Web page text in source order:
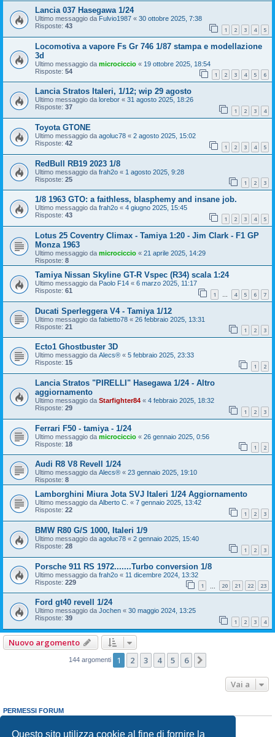
Questo sito utilizza cookie al fine di fornire la
Lancia 037 Hasegawa 1/24
Ultimo messaggio da Fulvio1987 « 30 ottobre 2025, 7:38
Risposte: 43 1 2 3 4 5
Locomotiva a vapore Fs Gr 746 1/87 stampa e modellazione
3d
Ultimo messaggio da microciccio « 19 ottobre 2025, 18:54
Risposte: 54 1 2 3 4 5 6
Lancia Stratos Italeri, 1/12; wip 29 agosto
Ultimo messaggio da lorebor « 31 agosto 2025, 18:26
Risposte: 37 1 2 3 4
Toyota GTONE
Ultimo messaggio da agoluc78 « 2 agosto 2025, 15:02
Risposte: 42 1 2 3 4 5
RedBull RB19 2023 1/8
Ultimo messaggio da frah2o « 1 agosto 2025, 9:28
Risposte: 25 1 2 3
1/8 1963 GTO: a faithless, blasphemy and insane job.
Ultimo messaggio da frah2o « 4 giugno 2025, 15:45
Risposte: 43 1 2 3 4 5
Lotus 25 Coventry Climax - Tamiya 1:20 - Jim Clark - F1 GP
Monza 1963
Ultimo messaggio da microciccio « 21 aprile 2025, 14:29
Risposte: 8
Tamiya Nissan Skyline GT-R Vspec (R34) scala 1:24
Ultimo messaggio da Paolo F14 « 6 marzo 2025, 11:17
Risposte: 61 1 … 4 5 6 7
Ducati Sperleggera V4 - Tamiya 1/12
Ultimo messaggio da fabietto78 « 26 febbraio 2025, 13:31
Risposte: 21 1 2 3
Ecto1 Ghostbuster 3D
Ultimo messaggio da Alecs® « 5 febbraio 2025, 23:33
Risposte: 15 1 2
Lancia Stratos "PIRELLI" Hasegawa 1/24 - Altro
aggiornamento
Ultimo messaggio da Starfighter84 « 4 febbraio 2025, 18:32
Risposte: 29 1 2 3
Ferrari F50 - tamiya - 1/24
Ultimo messaggio da microciccio « 26 gennaio 2025, 0:56
Risposte: 18 1 2
Audi R8 V8 Revell 1/24
Ultimo messaggio da Alecs® « 23 gennaio 2025, 19:10
Risposte: 8
Lamborghini Miura Jota SVJ Italeri 1/24 Aggiornamento
Ultimo messaggio da Alberto C. « 7 gennaio 2025, 13:42
Risposte: 22 1 2 3
BMW R80 G/S 1000, Italeri 1/9
Ultimo messaggio da agoluc78 « 2 gennaio 2025, 15:40
Risposte: 28 1 2 3
Porsche 911 RS 1972.......Turbo conversion 1/8
Ultimo messaggio da frah2o « 11 dicembre 2024, 13:32
Risposte: 229 1 20 21 22 23
Ford gt40 revell 1/24
Ultimo messaggio da Jochen « 30 maggio 2024, 13:25
Risposte: 39 1 2 3 4
Nuovo argomento
144 argomenti 1 2 3 4 5 6
Vai a
PERMESSI FORUM
Non puoirispondere negli argomenti